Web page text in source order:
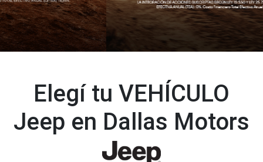
Elegí tu VEHÍCULO
Jeep en Dallas Motors